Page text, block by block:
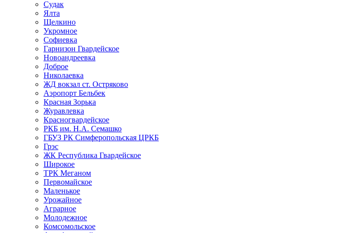
Судак
Ялта
Щелкино
Укромное
Софиевка
Гарнизон Гвардейское
Новоандреевка
Доброе
Николаевка
ЖД вокзал ст. Остряково
Аэропорт Бельбек
Красная Зорька
Журавлевка
Красногвардейское
РКБ им. Н.А. Семашко
ГБУЗ РК Симферопольская ЦРКБ
Грэс
ЖК Республика Гвардейское
Широкое
ТРК Меганом
Первомайское
Маленькое
Урожайное
Аграрное
Молодежное
Комсомольское